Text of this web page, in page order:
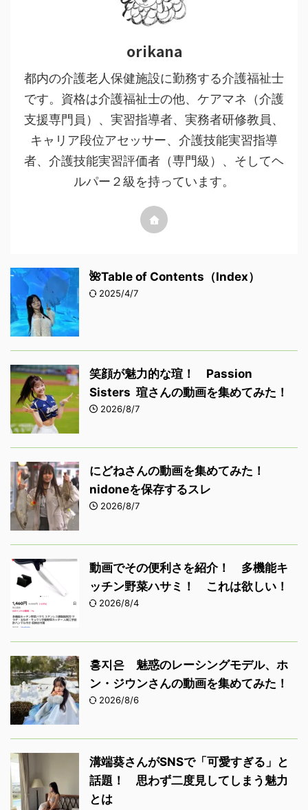
orikana
都内の介護老人保健施設に勤務する介護福祉士
です。資格は介護福祉士の他、ケアマネ（介護
支援専門員）、実習指導者、実務者研修教員、
キャリア段位アセッサー、介護技能実習指導
者、介護技能実習評価者（専門級）、そしてヘ
ルパー２級を持っています。
🌺Table of Contents（Index）
2025/4/7
笑顔が魅力的な瑄！ Passion
Sisters 瑄さんの動画を集めてみた！
2026/8/7
にどねさんの動画を集めてみた！
nidoneを保存するスレ
2026/8/7
動画でその便利さを紹介！ 多機能キ
ッチン野菜ハサミ！ これは欲しい！
2026/8/4
홍지은 魅惑のレーシングモデル、ホ
ン・ジウンさんの動画を集めてみた！
2026/8/6
溝端葵さんがSNSで「可愛すぎる」と
話題！ 思わず二度見してしまう魅力
とは